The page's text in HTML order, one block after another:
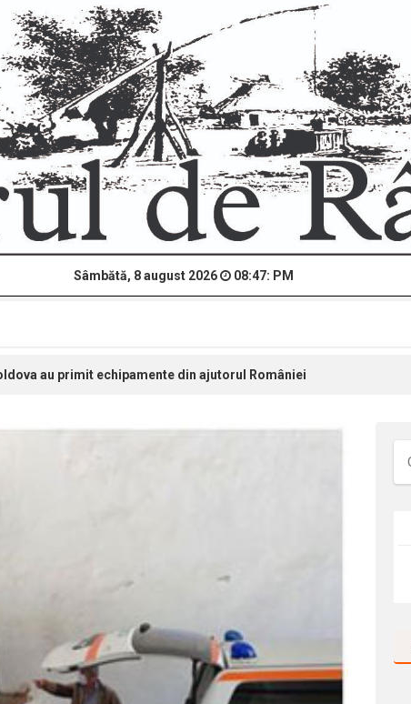
Sâmbătă, 8 august 2026 08:47: PM
au primit echipamente din ajutorul României